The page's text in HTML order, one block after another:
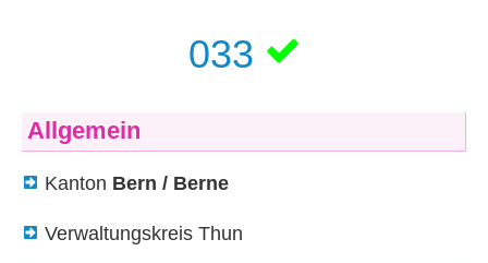
033
Allgemein
Kanton Bern / Berne
Verwaltungskreis Thun